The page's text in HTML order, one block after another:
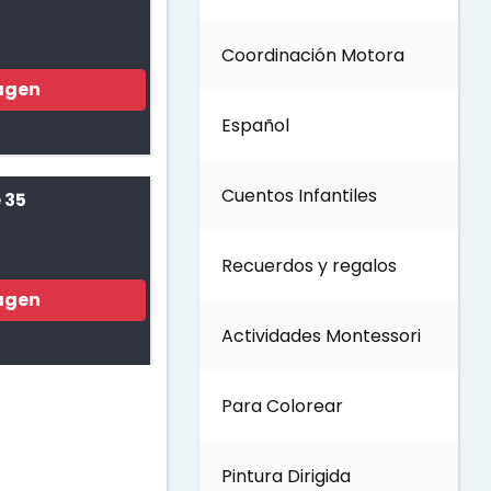
Día de los Abuelos
Día del padre
Día del Maestro
Día internacional de los
Coordinación Motora
Español
Cuentos Infantiles
Recuerdos y regalos
Actividades Montessori
Para Colorear
Pintura Dirigida